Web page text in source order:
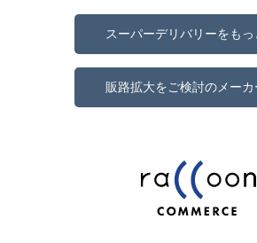
スーパーデリバリーをもっ
販路拡大をご検討のメー